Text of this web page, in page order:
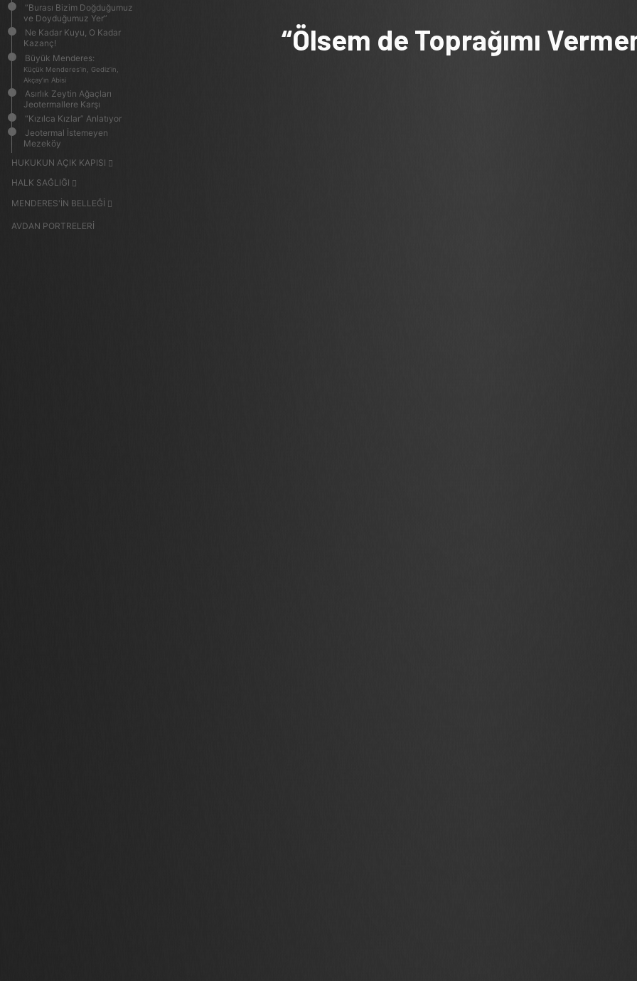
“Burası Bizim Doğduğumuz
ve Doyduğumuz Yer”
Ne Kadar Kuyu, O Kadar
Kazanç!
Büyük Menderes:
Küçük Menderes’in, Gediz’in,
Akçay’ın Abisi
Asırlık Zeytin Ağaçları
Jeotermallere Karşı
“Kızılca Kızlar” Anlatıyor
Jeotermal İstemeyen
Mezeköy
HUKUKUN AÇIK KAPISI
HALK SAĞLIĞI
MENDERES'İN BELLEĞİ
AVDAN PORTRELERİ
“Ölsem de Toprağımı